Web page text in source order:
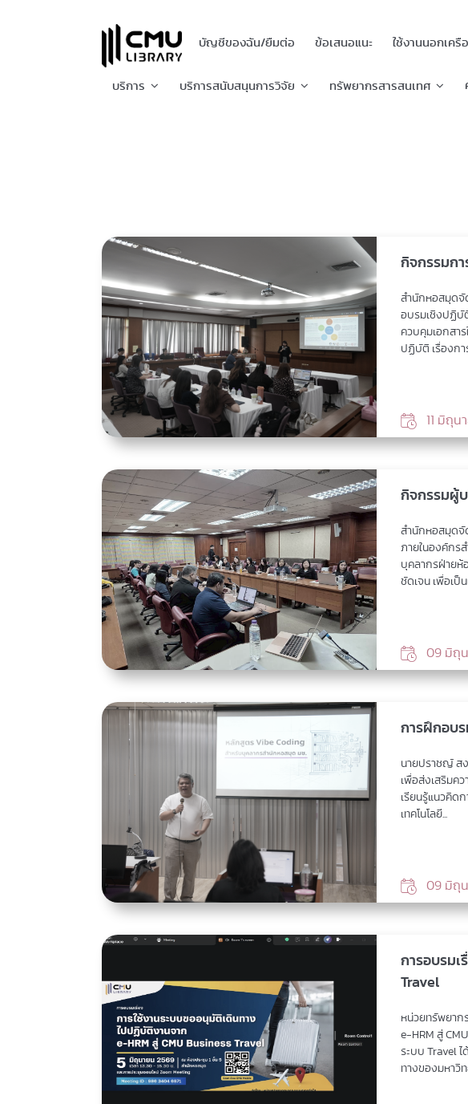
บัญชีของฉัน/ยืมต่อ ข้อเสนอแนะ ใช้งานนอกเครื
บริการ บริการสนับสนุนการวิจัย ทรัพยากรสารสนเทศ
กิจกรรมกา
สำนักหอสมุดจั
อบรมเชิงปฏิบั
ควบคุมเอกสา
ปฏิบัติ เรื่องกา
11 มิถุน
กิจกรรมผู้
สำนักหอสมุดจั
ภายในองค์กร
บุคลากรฝ่ายห้
ชัดเจน เพื่อเป็
09 มิถุน
การฝึกอบร
นายปราชญ์ ส
เพื่อส่งเสริมค
เรียนรู้แนวคิด
เทคโนโลยี...
09 มิถุน
การอบรมเ
Travel
หน่วยทรัพยาก
e-HRM สู่
ระบบ Travel
ทางของมหาวิท